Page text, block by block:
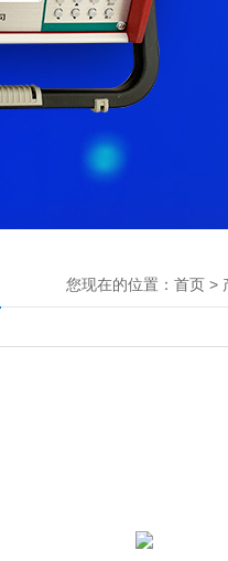
您现在的位置： 首页 >